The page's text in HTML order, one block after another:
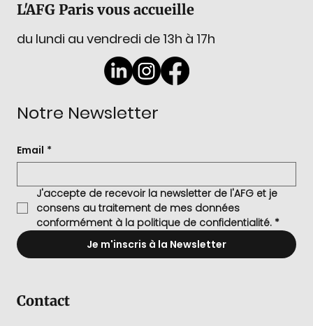
L'AFG Paris vous accueille
du lundi au vendredi de 13h à 17h
Notre Newsletter
Email *
J'accepte de recevoir la newsletter de l'AFG et je
consens au traitement de mes données
conformément à la politique de confidentialité. *
Je m'inscris à la Newsletter
Contact